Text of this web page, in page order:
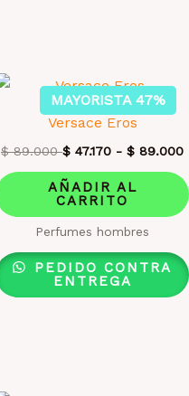
MAYORISTA 47%
Versace Eros
$89.000 $ 47.170 - $ 89.000
AÑADIR AL
CARRITO
Perfumes hombres
PEDIDO CONTRA
ENTREGA